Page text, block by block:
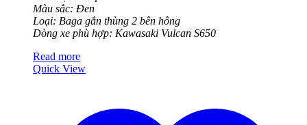
Màu sắc: Đen
Loại: Baga gắn thùng 2 bên hông
Dòng xe phù hợp: Kawasaki Vulcan S650
Read more
Quick View